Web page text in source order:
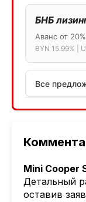
Mini Cooper
Детальный
оставив
БНБ
Аванс от
BYN 15.99% |
Все
АСБ лизинг
Лизинг: BYN
Также